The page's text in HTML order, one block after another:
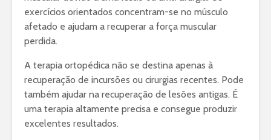
exercícios orientados concentram-se no músculo
afetado e ajudam a recuperar a força muscular
perdida.
A terapia ortopédica não se destina apenas à
recuperação de incursões ou cirurgias recentes. Pode
também ajudar na recuperação de lesões antigas. É
uma terapia altamente precisa e consegue produzir
excelentes resultados.